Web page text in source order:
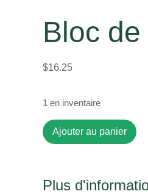
Bloc
$16.25
1 en inventaire
Ajouter au panier
Plus